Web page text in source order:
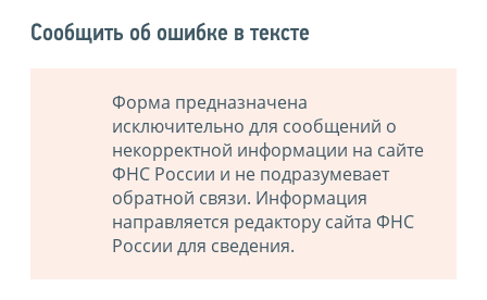
Сообщить об ошибке в тексте
Форма предназначена
исключительно для сообщений о
некорректной информации на сайте
ФНС России и не подразумевает
обратной связи. Информация
направляется редактору сайта ФНС
России для сведения.